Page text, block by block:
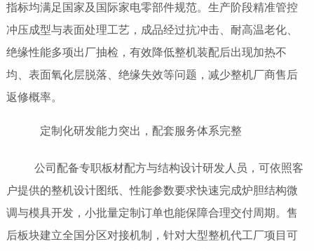
指标均满足国家及国际家电零部件规范。生产阶段精准管控
冲压成型与表面处理工艺，成品经过抗冲击、耐高温老化、
绝缘性能多项出厂抽检，有效降低整机装配后出现加热不
均、表面氧化层脱落、绝缘失效等问题，减少整机厂商售后
返修概率。
定制化研发能力突出，配套服务体系完整
公司配备专职板材配方与结构设计研发人员，可依照客
户提供的整机设计图纸、性能参数要求快速完成炉胆结构微
调与模具开发，小批量定制订单也能保障合理交付周期。售
后板块建立全国分区对接机制，针对大型整机代工厂项目可